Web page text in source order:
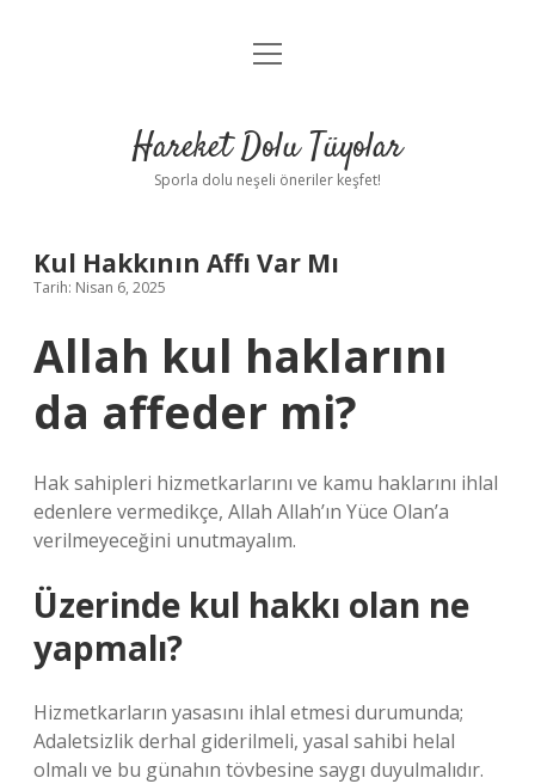
Anasayfa
Yasal Uyarı
menüyü
Hareket Dolu Tüyolar
Sporla dolu neşeli öneriler keşfet!
Kul Hakkının Affı Var Mı
Tarih: Nisan 6, 2025
Allah kul haklarını
da affeder mi?
Hak sahipleri hizmetkarlarını ve kamu haklarını ihlal
edenlere vermedikçe, Allah Allah’ın Yüce Olan’a
verilmeyeceğini unutmayalım.
Üzerinde kul hakkı olan ne
yapmalı?
Hizmetkarların yasasını ihlal etmesi durumunda;
Adaletsizlik derhal giderilmeli, yasal sahibi helal
olmalı ve bu günahın tövbesine saygı duyulmalıdır.